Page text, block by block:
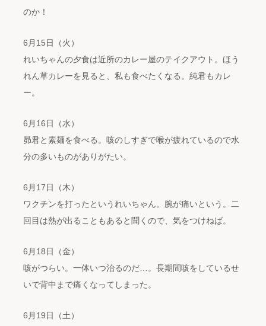
のか！
6月15日（火）
れいちゃんの夕食は近所のカレー屋のテイクアウト。ほう
れん草カレーを見ると、私も食べたくなる。純君もカレ
ー。
6月16日（水）
昴君と素麺を食べる。咳のしすぎで喉が疲れているので水
分の多いものがありがたい。
6月17日（木）
ワクチンを打ったというれいちゃん。腕が痛いという。二
回目は熱が出ることもあると聞くので、気をつけねば。
6月18日（金）
咳がつらい。一体いつ治るのだ…。長期間咳をしているせ
いで背中まで痛くなってしまった。
6月19日（土）